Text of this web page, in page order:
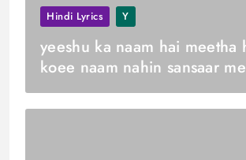
Hindi Lyrics Y
yeeshu ka naam hai meetha
koee naam nahin sansaar
का नाम है मीठा है और कोई नाम